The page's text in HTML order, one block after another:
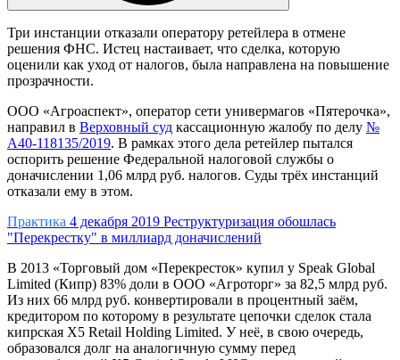
Три инстанции отказали оператору ретейлера в отмене
решения ФНС. Истец настаивает, что сделка, которую
оценили как уход от налогов, была направлена на повышение
прозрачности.
ООО «Агроаспект», оператор сети универмагов «Пятерочка»,
направил в Верховный суд кассационную жалобу по делу №
А40-118135/2019. В рамках этого дела ретейлер пытался
оспорить решение Федеральной налоговой службы о
доначислении 1,06 млрд руб. налогов. Суды трёх инстанций
отказали ему в этом.
Практика 4 декабря 2019 Реструктуризация обошлась
"Перекрестку" в миллиард доначислений
В 2013 «Торговый дом «Перекресток» купил у Speak Global
Limited (Кипр) 83% доли в ООО «Агроторг» за 82,5 млрд руб.
Из них 66 млрд руб. конвертировали в процентный заём,
кредитором по которому в результате цепочки сделок стала
кипрская X5 Retail Holding Limited. У неё, в свою очередь,
образовался долг на аналогичную сумму перед